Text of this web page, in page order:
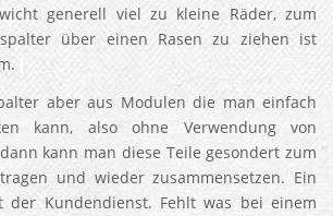
generell viel zu kleine Räder, zum
über einen Rasen zu ziehen ist
aber aus Modulen die man einfach
kann, also ohne Verwendung von
kann man diese Teile gesondert zum
und wieder zusammensetzen. Ein
der Kundendienst. Fehlt was bei einem